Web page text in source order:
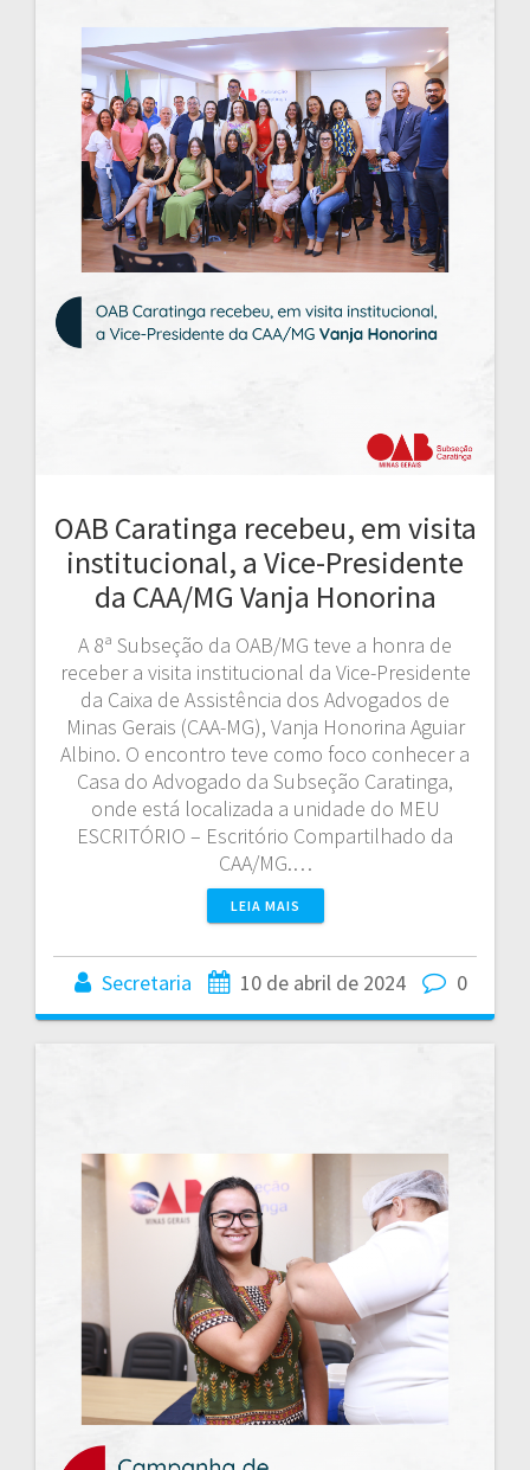
OAB Caratinga recebeu, em visita
institucional, a Vice-Presidente
da CAA/MG Vanja Honorina
A 8ª Subseção da OAB/MG teve a honra de
receber a visita institucional da Vice-Presidente
da Caixa de Assistência dos Advogados de
Minas Gerais (CAA-MG), Vanja Honorina Aguiar
Albino. O encontro teve como foco conhecer a
Casa do Advogado da Subseção Caratinga,
onde está localizada a unidade do MEU
ESCRITÓRIO – Escritório Compartilhado da
CAA/MG.…
LEIA MAIS
Secretaria 10 de abril de 2024 0